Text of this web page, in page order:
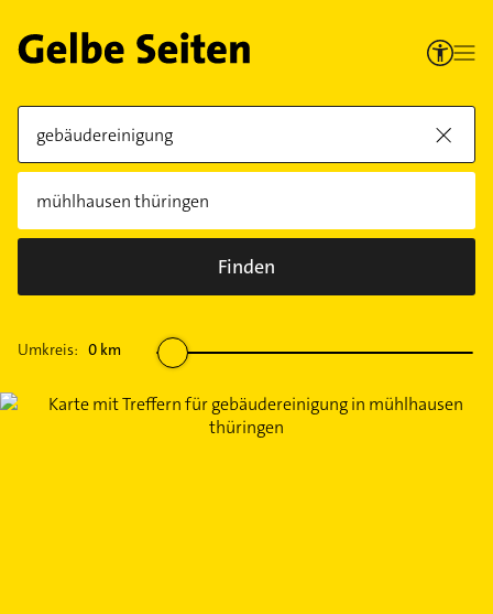
Finden
Umkreis: 0 km